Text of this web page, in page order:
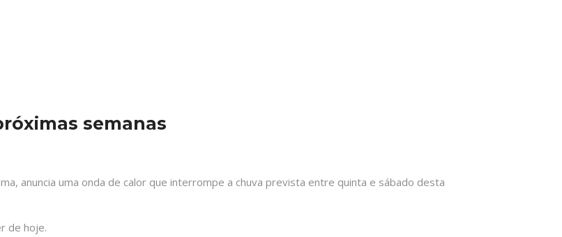
semanas
anuncia uma onda de calor que interrompe a chuva prevista entre quinta e sábado desta
de hoje.